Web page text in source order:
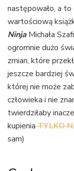
następowało, a
wartościową
Ninja Michała
ogromnie dużo
zmian, które
jeszcze bardziej
której nie może
człowieka i nie
twierdziłaby
kupieniaTYLKO
sam)